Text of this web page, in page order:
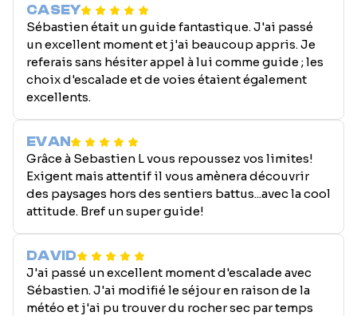
CASEY
Sébastien était un guide fantastique. J'ai passé
un excellent moment et j'ai beaucoup appris. Je
referais sans hésiter appel à lui comme guide ; les
choix d'escalade et de voies étaient également
excellents.
EVAN
Grâce à Sebastien L vous repoussez vos limites!
Exigent mais attentif il vous amènera découvrir
des paysages hors des sentiers battus...avec la cool
attitude. Bref un super guide!
DAVID
J'ai passé un excellent moment d'escalade avec
Sébastien. J'ai modifié le séjour en raison de la
météo et j'ai pu trouver du rocher sec par temps